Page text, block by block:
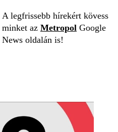
A legfrissebb hírekért kövess
minket az Metropol Google
News oldalán is!